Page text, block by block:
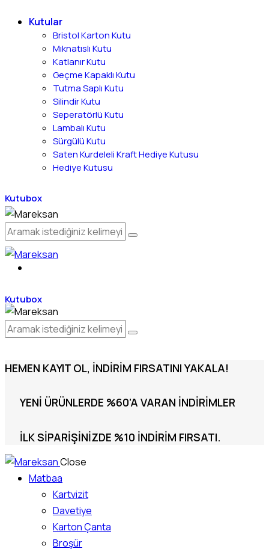
Kutular
Bristol Karton Kutu
Mıknatıslı Kutu
Katlanır Kutu
Geçme Kapaklı Kutu
Tutma Saplı Kutu
Silindir Kutu
Seperatörlü Kutu
Lambalı Kutu
Sürgülü Kutu
Saten Kurdeleli Kraft Hediye Kutusu
Hediye Kutusu
Kutubox
Kutubox
HEMEN KAYIT OL, İNDIRIM FIRSATINI YAKALA!
YENI ÜRÜNLERDE %60’A VARAN İNDIRIMLER
İLK SIPARIŞINIZDE %10 INDIRIM FIRSATI.
Close
Matbaa
Kartvizit
Davetiye
Karton Çanta
Broşür